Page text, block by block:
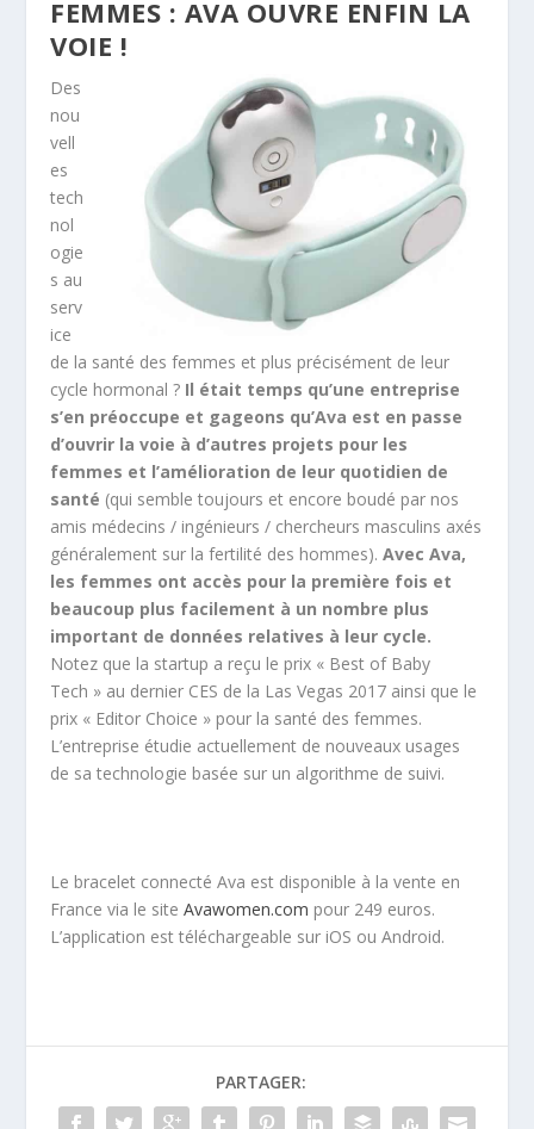
FEMMES : AVA OUVRE ENFIN LA
VOIE !
Des
nou
vell
es
tech
nol
ogie
s au
serv
ice
de la santé des femmes et plus précisément de leur
cycle hormonal ? Il était temps qu’une entreprise
s’en préoccupe et gageons qu’Ava est en passe
d’ouvrir la voie à d’autres projets pour les
femmes et l’amélioration de leur quotidien de
santé (qui semble toujours et encore boudé par nos
amis médecins / ingénieurs / chercheurs masculins axés
généralement sur la fertilité des hommes).Avec Ava,
les femmes ont accès pour la première fois et
beaucoup plus facilement à un nombre plus
important de données relatives à leur cycle.
Notez que la startup a reçu le prix « Best of Baby
Tech » au dernier CES de la Las Vegas 2017 ainsi que le
prix « Editor Choice » pour la santé des femmes.
L’entreprise étudie actuellement de nouveaux usages
de sa technologie basée sur un algorithme de suivi.
Le bracelet connecté Ava est disponible à la vente en
France via le siteAvawomen.com pour 249 euros.
L’application est téléchargeable sur iOS ou Android.
PARTAGER: